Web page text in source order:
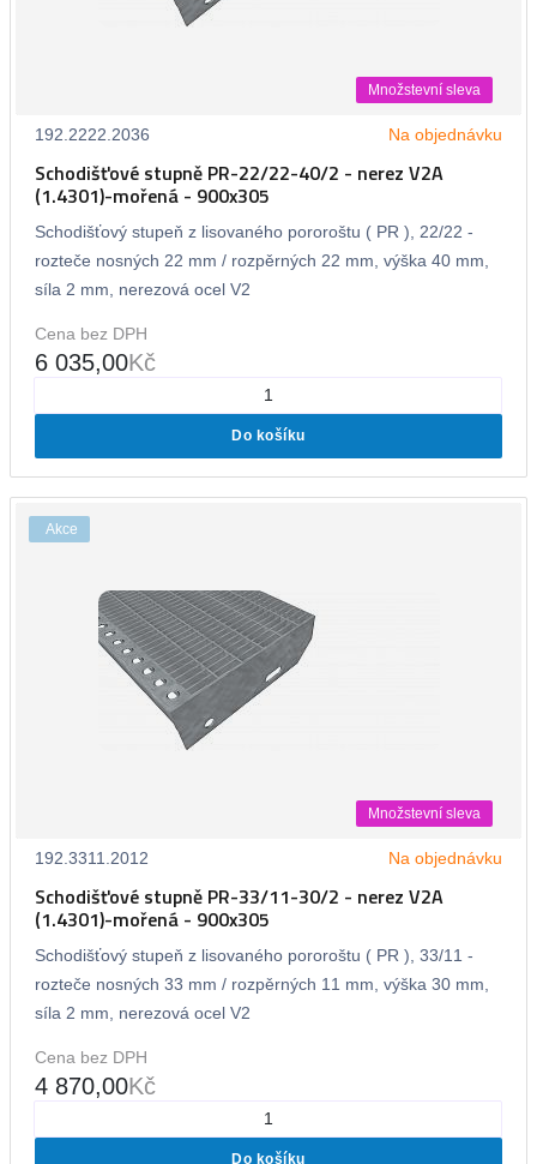
Množstevní sleva
192.2222.2036 Na objednávku
Schodišťové stupně PR-22/22-40/2 - nerez V2A
(1.4301)-mořená - 900x305
Schodišťový stupeň z lisovaného pororoštu ( PR ), 22/22 -
rozteče nosných 22 mm / rozpěrných 22 mm, výška 40 mm,
síla 2 mm, nerezová ocel V2
Cena bez DPH
6 035,00Kč
Do košíku
Akce
Množstevní sleva
192.3311.2012 Na objednávku
Schodišťové stupně PR-33/11-30/2 - nerez V2A
(1.4301)-mořená - 900x305
Schodišťový stupeň z lisovaného pororoštu ( PR ), 33/11 -
rozteče nosných 33 mm / rozpěrných 11 mm, výška 30 mm,
síla 2 mm, nerezová ocel V2
Cena bez DPH
4 870,00Kč
Do košíku